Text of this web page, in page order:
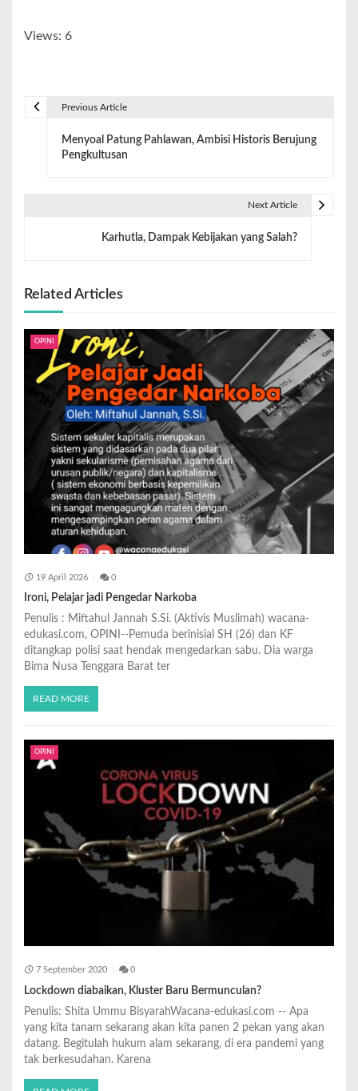
Views: 6
Previous Article
Menyoal Patung Pahlawan, Ambisi Historis Berujung
Pengkultusan
Next Article
Karhutla, Dampak Kebijakan yang Salah?
Related Articles
OPINI
19 April 2026 0
Ironi, Pelajar jadi Pengedar Narkoba
Penulis : Miftahul Jannah S.Si. (Aktivis Muslimah) wacana-
edukasi.com, OPINI--Pemuda berinisial SH (26) dan KF
ditangkap polisi saat hendak mengedarkan sabu. Dia warga
Bima Nusa Tenggara Barat ter
READ MORE
OPINI
7 September 2020 0
Lockdown diabaikan, Kluster Baru Bermunculan?
Penulis: Shita Ummu BisyarahWacana-edukasi.com -- Apa
yang kita tanam sekarang akan kita panen 2 pekan yang akan
datang. Begitulah hukum alam sekarang, di era pandemi yang
tak berkesudahan. Karena